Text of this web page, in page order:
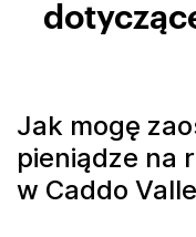
Jak mogę
pieniądze na
w Caddo